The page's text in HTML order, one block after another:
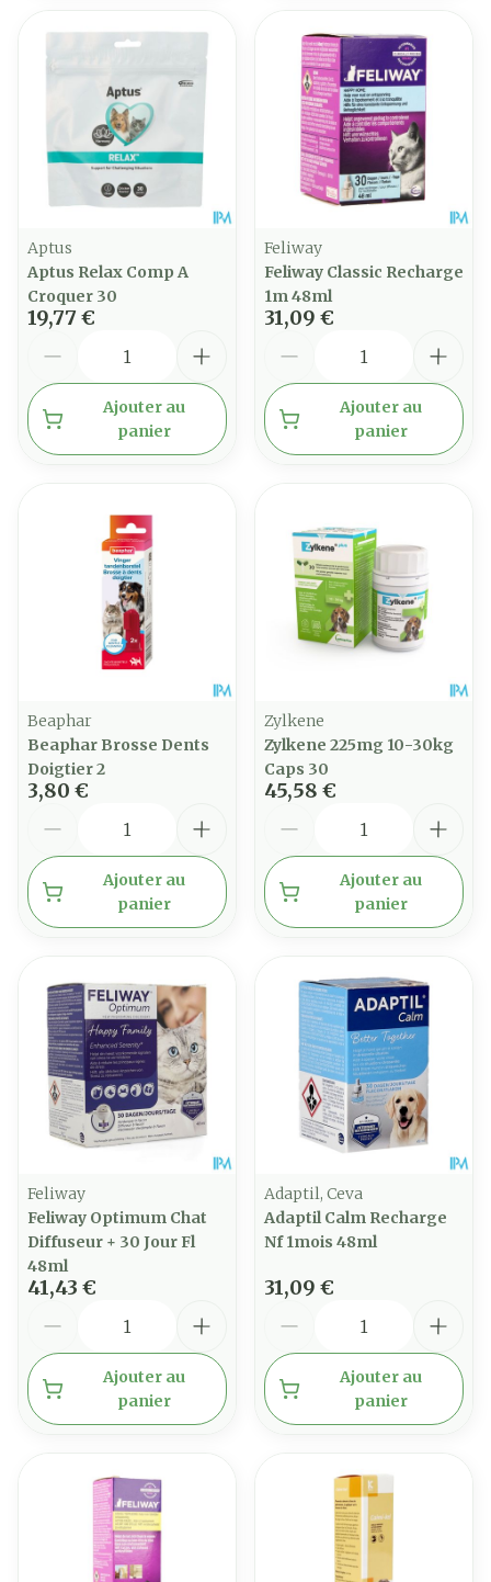
Aptus
Aptus Relax Comp A
Croquer 30
19,77 €
Ajouter au
panier
Feliway
Feliway Classic Recharge
1m 48ml
31,09 €
Ajouter au
panier
Beaphar
Beaphar Brosse Dents
Doigtier 2
3,80 €
Ajouter au
panier
Zylkene
Zylkene 225mg 10-30kg
Caps 30
45,58 €
Ajouter au
panier
Feliway
Feliway Optimum Chat
Diffuseur + 30 Jour Fl
48ml
41,43 €
Ajouter au
panier
Adaptil, Ceva
Adaptil Calm Recharge
Nf 1mois 48ml
31,09 €
Ajouter au
panier